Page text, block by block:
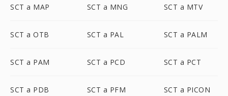
SCT a MAP SCT a MNG SCT a MTV
SCT a OTB SCT a PAL SCT a PALM
SCT a PAM SCT a PCD SCT a PCT
SCT a PDB SCT a PFM SCT a PICON